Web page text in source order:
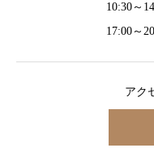
10:30～
17:00～
アク